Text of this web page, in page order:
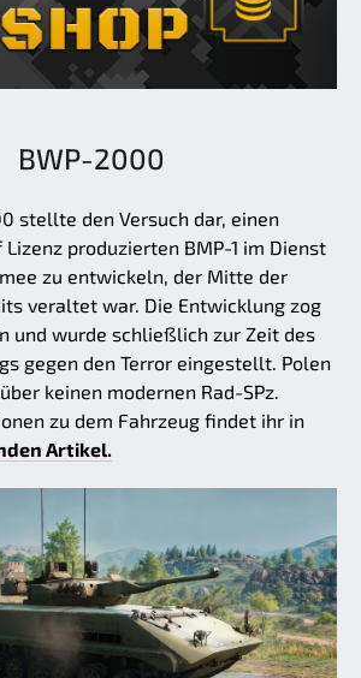
BWP-2000
stellte den Versuch dar, einen
produzierten BMP-1 im Dienst
zu entwickeln, der Mitte der
veraltet war. Die Entwicklung zog
und wurde schließlich zur Zeit des
gegen den Terror eingestellt. Polen
keinen modernen Rad-SPz.
zu dem Fahrzeug findet ihr in
Artikel.